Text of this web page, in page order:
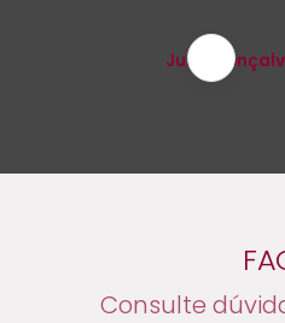
Julia
Consulte